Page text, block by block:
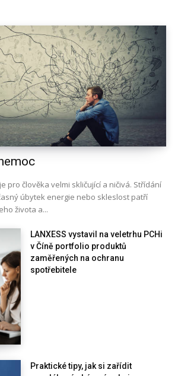
pro člověka velmi skličující a ničivá. Střídání
úbytek energie nebo skleslost patří
života a...
LANXESS vystavil na veletrhu PCHi
v Číně portfolio produktů
zaměřených na ochranu
spotřebitele
Praktické tipy, jak si zařídit